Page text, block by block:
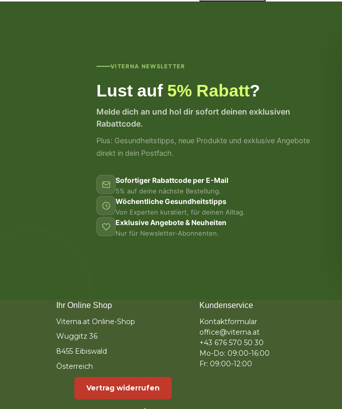
VITERNA NEWSLETTER
Lust auf 5% Rabatt?
Melde dich an und hol dir sofort deinen exklusiven
Rabattcode.
Plus: Gesundheitstipps, neue Produkte und exklusive Angebote
direkt in dein Postfach.
Sofortiger Rabattcode per E-Mail
5% auf deine nächste Bestellung.
Wöchentliche Gesundheitstipps
Von Experten kuratiert, für deinen Alltag.
Exklusive Angebote & Neuheiten
Nur für Newsletter-Abonnenten.
Ihr Online Shop
Viterna.at Online-Shop
Wuggitz 36
8455 Eibiswald
Österreich
Kundenservice
Kontaktformular
office@viterna.at
+43 676 570 50 30
Mo-Do: 09:00-16:00
Fr: 09:00-12:00
Vertrag widerrufen